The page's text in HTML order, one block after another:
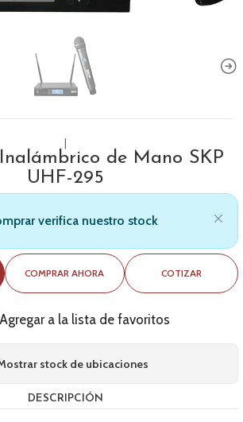
de Mano SKP
UHF-295
verifica nuestro stock
COMPRAR AHORA COTIZAR
a la lista de favoritos
stock de ubicaciones
DESCRIPCIÓN